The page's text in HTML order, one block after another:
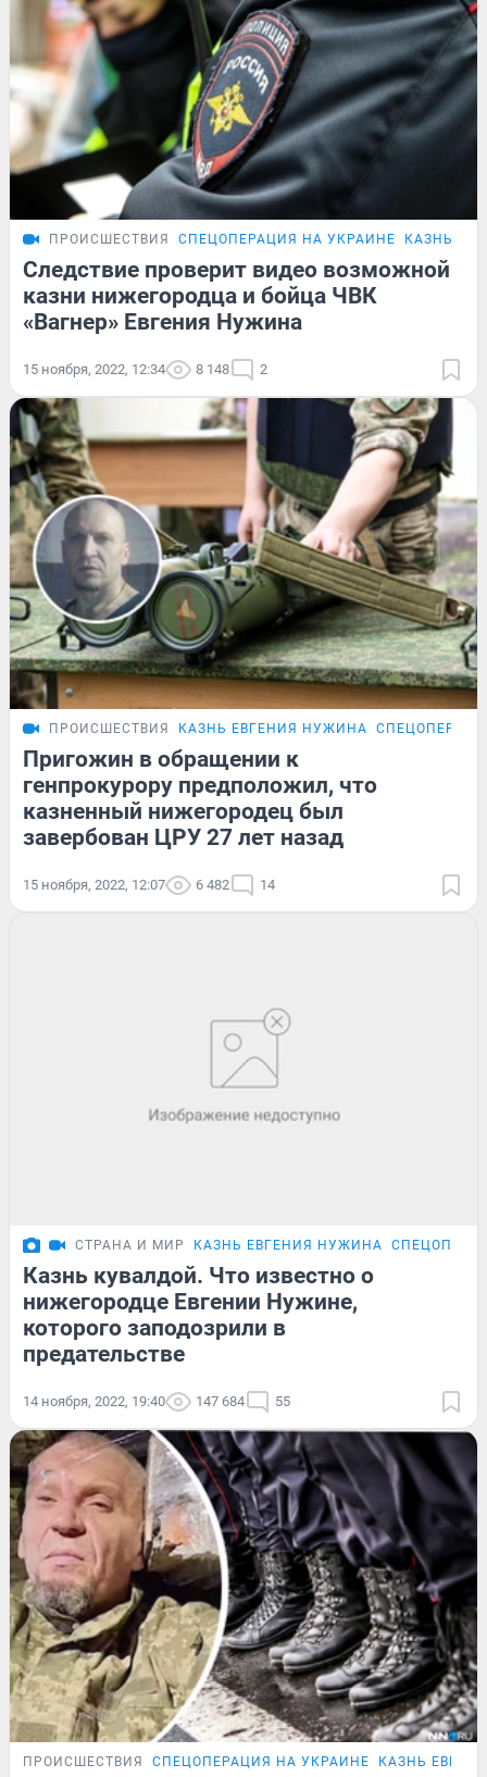
ПРОИСШЕСТВИЯ СПЕЦОПЕРАЦИЯ НА УКРАИНЕ КАЗНЬ
Следствие проверит видео возможной
казни нижегородца и бойца ЧВК
«Вагнер» Евгения Нужина
15 ноября, 2022, 12:34 8 148 2
ПРОИСШЕСТВИЯ КАЗНЬ ЕВГЕНИЯ НУЖИНА
Пригожин в обращении к
генпрокурору предположил, что
казненный нижегородец был
завербован ЦРУ 27 лет назад
15 ноября, 2022, 12:07 6 482 14
СТРАНА И МИР КАЗНЬ ЕВГЕНИЯ НУЖИНА
Казнь кувалдой. Что известно о
нижегородце Евгении Нужине,
которого заподозрили в
предательстве
14 ноября, 2022, 19:40 147 684 55
ПРОИСШЕСТВИЯ СПЕЦОПЕРАЦИЯ НА УКРАИНЕ КАЗНЬ